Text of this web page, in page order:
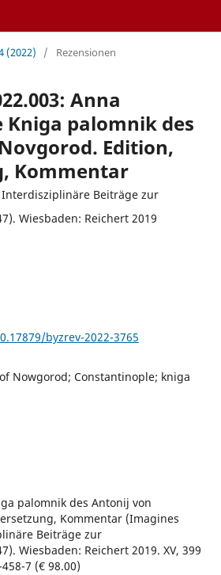
(2022) / Rezensionen
Anna
Kniga palomnik des
Edition,
Kommentar
Beiträge zur
Wiesbaden: Reichert 2019
byzrev-2022-3765
Nowgorod; Constantinople; kniga
palomnik des Antonij von
Kommentar (Imagines
Beiträge zur
Wiesbaden: Reichert 2019. XV, 399
7 (€ 98.00)